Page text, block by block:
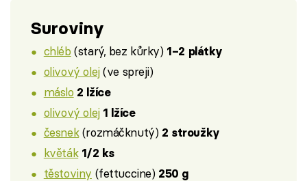
Suroviny
chléb (starý, bez kůrky) 1–2 plátky
olivový olej(ve spreji)
máslo 2 lžíce
olivový olej 1 lžíce
česnek(rozmáčknutý) 2 stroužky
květák 1/2 ks
těstoviny (fettuccine) 250 g